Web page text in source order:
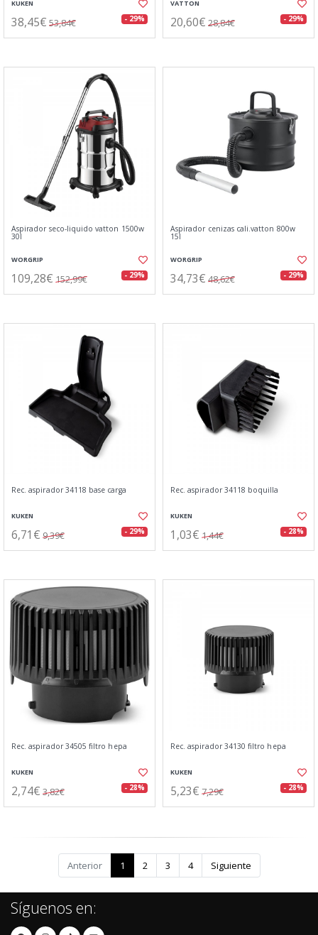
KUKEN
38,45€ 53,84€ - 29%
VATTON
20,60€ 28,84€ - 29%
Aspirador seco-liquido vatton 1500w
30l
WORGRIP
109,28€ 152,99€ - 29%
Aspirador cenizas cali.vatton 800w
15l
WORGRIP
34,73€ 48,62€ - 29%
Rec. aspirador 34118 base carga
KUKEN
6,71€ 9,39€ - 29%
Rec. aspirador 34118 boquilla
KUKEN
1,03€ 1,44€ - 28%
Rec. aspirador 34505 filtro hepa
KUKEN
2,74€ 3,82€ - 28%
Rec. aspirador 34130 filtro hepa
KUKEN
5,23€ 7,29€ - 28%
Anterior 1 2 3 4 Siguiente
Síguenos en: